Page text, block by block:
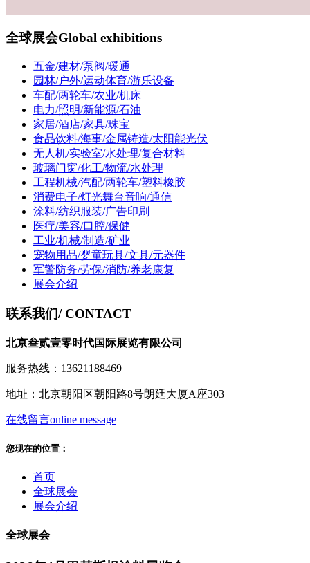
全球展会Global exhibitions
五金/建材/泵阀/暖通
园林/户外/运动体育/游乐设备
车配/两轮车/农业/机床
电力/照明/新能源/石油
家居/酒店/家具/珠宝
食品饮料/海事/金属铸造/太阳能光伏
无人机/实验室/水处理/复合材料
玻璃门窗/化工/物流/水处理
工程机械/汽配/两轮车/塑料橡胶
消费电子/灯光舞台音响/通信
涂料/纺织服装/广告印刷
医疗/美容/口腔/保健
工业/机械/制造/矿业
宠物用品/婴童玩具/文具/元器件
军警防务/劳保/消防/养老康复
展会介绍
联系我们/ CONTACT
北京叁贰壹零时代国际展览有限公司
服务热线：13621188469
地址：北京朝阳区朝阳路8号朗廷大厦A座303
在线留言online message
您现在的位置：
首页
全球展会
展会介绍
全球展会